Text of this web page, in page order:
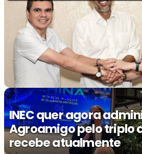
PREGÃO ELETRÔNICO
INEC quer agora
Agroamigo pelo triplo
recebe atualmente